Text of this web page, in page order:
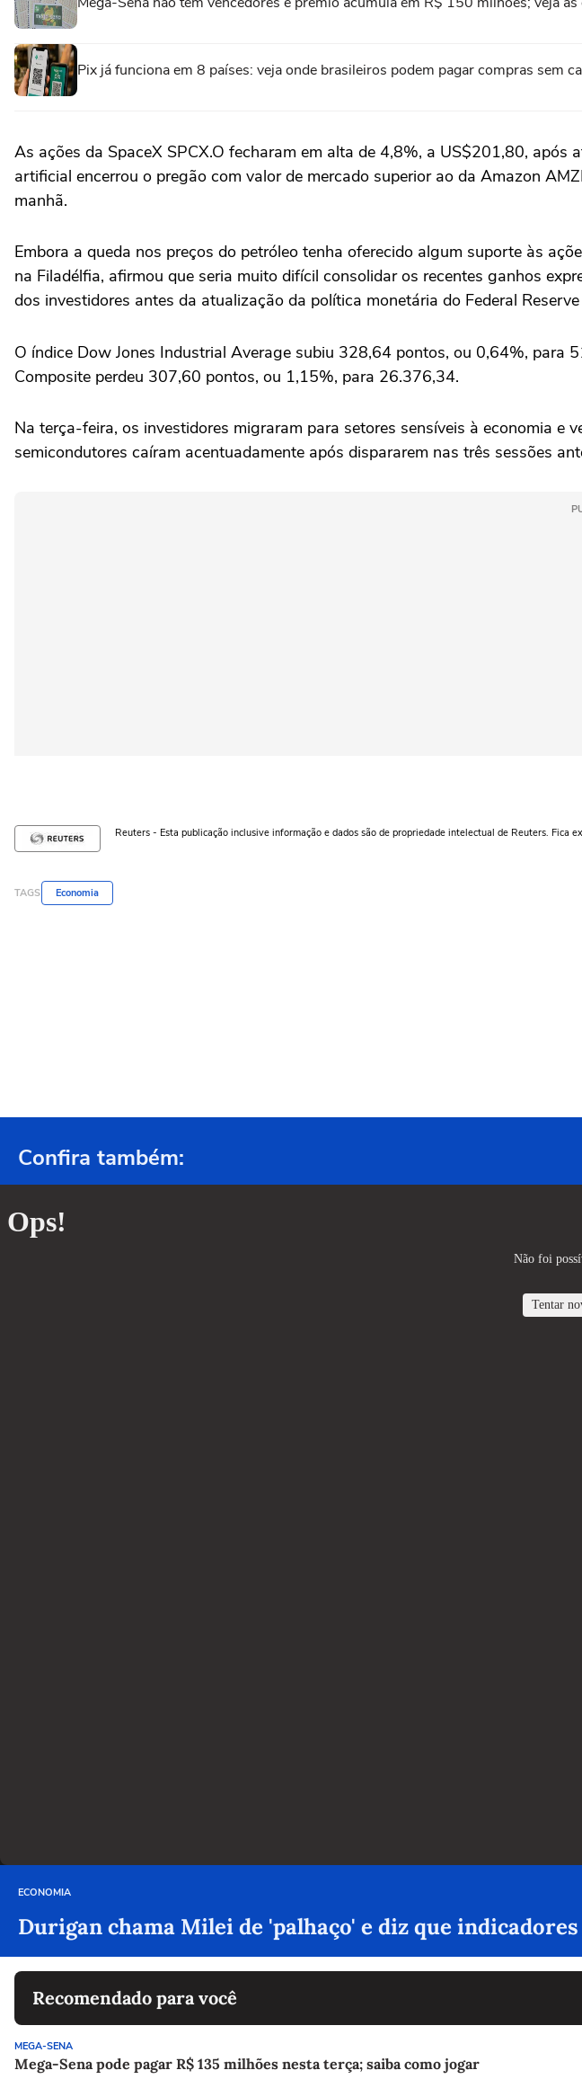
Pix já funciona em 8 países: veja onde brasileiros podem pagar compras sem
As ações da SpaceX SPCX.O fecharam em alta de 4,8%, a US$201,80,
artificial ⁠encerrou o pregão com valor de mercado superior ao da ⁠Amazon
manhã.
Embora a queda nos preços do petróleo tenha oferecido algum suporte às
na Filadélfia, afirmou que seria muito difícil consolidar os recentes ganhos
dos investidores antes da atualização da política monetária do Federal
O índice Dow Jones Industrial Average subiu 328,64 pontos, ou 0,64%,
Composite perdeu 307,60 pontos, ou 1,15%, para 26.376,34.
Na terça-feira, os investidores migraram para setores sensíveis à economia e
semicondutores caíram acentuadamente após dispararem nas três sessões
Reuters - Esta publicação inclusive informação e dados são de propriedade intelectual de Reuters. Fica
TAGS Economia
Confira também:
ECONOMIA
Durigan chama Milei de 'palhaço' e diz que
Recomendado para você
MEGA-SENA
Mega-Sena pode pagar R$ 135 milhões nesta terça; saiba como jogar